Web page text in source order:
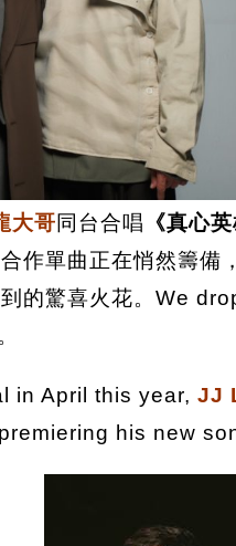
大哥同台合唱 《真心英
作單曲正在悄然籌
的驚喜火花。We
in April this year, JJ
his new